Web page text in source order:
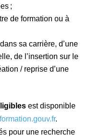
;
de formation ou à
sa carrière, d’une
de l’insertion sur le
/ reprise d’une
est disponible
.
pour une recherche